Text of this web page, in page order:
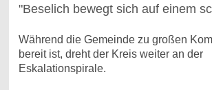
"Beselich bewegt sich auf einem
Während die Gemeinde zu großen
bereit ist, dreht der Kreis weiter an der
Eskalationspirale.